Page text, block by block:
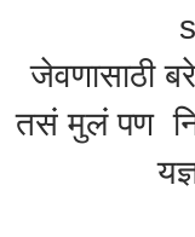
जेवणासाठी
तसं मुलं पण